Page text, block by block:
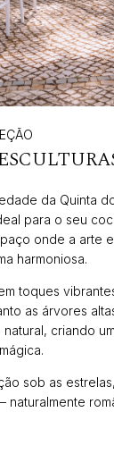
da Quinta
para o seu
onde a arte
harmoniosa.
toques
as árvores
criando
sob as
naturalmente